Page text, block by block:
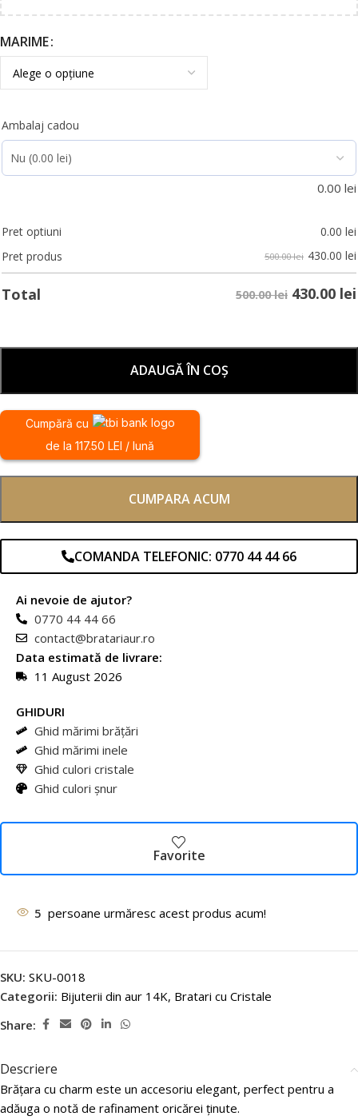
MARIME
Ambalaj cadou
0.00 lei
Pret optiuni 0.00 lei
Pret produs
500.00 lei 430.00 lei
Total 500.00 lei 430.00 lei
ADAUGĂ ÎN COȘ
Cumpără cu
de la 117.50 LEI / lună
CUMPARA ACUM
COMANDA TELEFONIC: 0770 44 44 66
Ai nevoie de ajutor?
0770 44 44 66
contact@bratariaur.ro
Data estimată de livrare:
11 August 2026
GHIDURI
Ghid mărimi brățări
Ghid mărimi inele
Ghid culori cristale
Ghid culori șnur
Favorite
5 persoane urmăresc acest produs acum!
SKU: SKU-0018
Categorii: Bijuterii din aur 14K, Bratari cu Cristale
Share:
Descriere
Brățara cu charm este un accesoriu elegant, perfect pentru a
adăuga o notă de rafinament oricărei ținute.